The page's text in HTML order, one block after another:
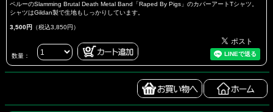
ペルーのSlamming Brutal Death Metal Band「Raped By Pigs」のカバーアートTシャツ。
シャツはGildan製で生地もしっかりしています。
3,500円 （税込3,850円）
数量：